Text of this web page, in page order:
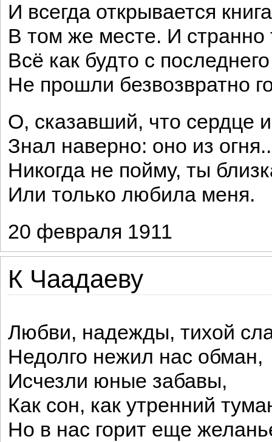
И всегда открывается книга
В том же месте. И странно
Всё как будто с
Не прошли безвозвратно
О, сказавший, что сердце
Знал наверно: оно из
Никогда не пойму, ты
Или только любила меня.
20 февраля 1911
К Чаадаеву
Любви, надежды, тихой
Недолго нежил нас обман,
Исчезли юные забавы,
Как сон, как утренний
Но в нас горит еще